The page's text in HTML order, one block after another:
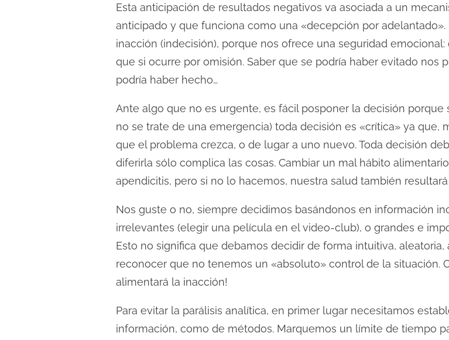
Esta anticipación de resultados negativos va asociada a un
anticipado y que funciona como una «decepción por
inacción (indecisión), porque nos ofrece una seguridad
que si ocurre por omisión. Saber que se podría haber evitado nos
podría haber hecho…
Ante algo que no es urgente, es fácil posponer la decisión
no se trate de una emergencia) toda decisión es «crítica» ya que,
que el problema crezca, o de lugar a uno nuevo. Toda decisión
diferirla sólo complica las cosas. Cambiar un mal hábito
apendicitis, pero si no lo hacemos, nuestra salud también
Nos guste o no, siempre decidimos basándonos en información
irrelevantes (elegir una película en el video-club), o grandes e
Esto no significa que debamos decidir de forma intuitiva,
reconocer que no tenemos un «absoluto» control de la situación.
alimentará la inacción!
Para evitar la parálisis analítica, en primer lugar necesitamos
información, como de métodos. Marquemos un límite de tiempo